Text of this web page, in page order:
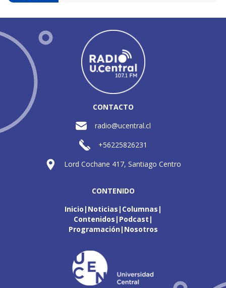
CONTACTO
radio@ucentral.cl
+56225826231
Lord Cochane 417, Santiago Centro
CONTENIDO
Inicio Noticias Columnas
Contenidos Podcast
Programación Nosotros